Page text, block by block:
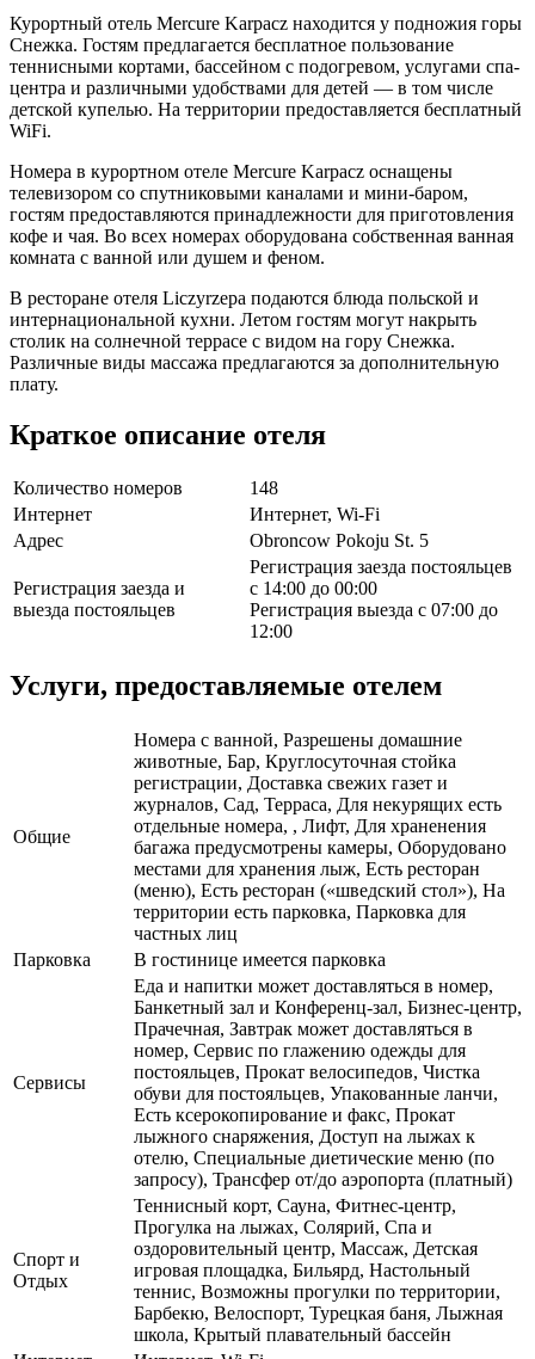
Курортный отель Mercure Karpacz находится у подножия горы
Снежка. Гостям предлагается бесплатное пользование
теннисными кортами, бассейном с подогревом, услугами спа-
центра и различными удобствами для детей — в том числе
детской купелью. На территории предоставляется бесплатный
WiFi.
Номера в курортном отеле Mercure Karpacz оснащены
телевизором со спутниковыми каналами и мини-баром,
гостям предоставляются принадлежности для приготовления
кофе и чая. Во всех номерах оборудована собственная ванная
комната с ванной или душем и феном.
В ресторане отеля Liczyrzepa подаются блюда польской и
интернациональной кухни. Летом гостям могут накрыть
столик на солнечной террасе с видом на гору Снежка.
Различные виды массажа предлагаются за дополнительную
плату.
Краткое описание отеля
Количество номеров
148
Интернет
Интернет, Wi-Fi
Адрес
Obroncow Pokoju St. 5
Регистрация заезда и
выезда постояльцев
Регистрация заезда постояльцев
с 14:00 до 00:00
Регистрация выезда с 07:00 до
12:00
Услуги, предоставляемые отелем
Общие
Номера с ванной, Разрешены домашние
животные, Бар, Круглосуточная стойка
регистрации, Доставка свежих газет и
журналов, Сад, Терраса, Для некурящих есть
отдельные номера, , Лифт, Для храненения
багажа предусмотрены камеры, Оборудовано
местами для хранения лыж, Есть ресторан
(меню), Есть ресторан («шведский стол»), На
территории есть парковка, Парковка для
частных лиц
Парковка
В гостинице имеется парковка
Сервисы
Еда и напитки может доставляться в номер,
Банкетный зал и Конференц-зал, Бизнес-центр,
Прачечная, Завтрак может доставляться в
номер, Сервис по глажению одежды для
постояльцев, Прокат велосипедов, Чистка
обуви для постояльцев, Упакованные ланчи,
Есть ксерокопирование и факс, Прокат
лыжного снаряжения, Доступ на лыжах к
отелю, Специальные диетические меню (по
запросу), Трансфер от/до аэропорта (платный)
Спорт и
Отдых
Теннисный корт, Сауна, Фитнес-центр,
Прогулка на лыжах, Солярий, Спа и
оздоровительный центр, Массаж, Детская
игровая площадка, Бильярд, Настольный
теннис, Возможны прогулки по территории,
Барбекю, Велоспорт, Турецкая баня, Лыжная
школа, Крытый плавательный бассейн